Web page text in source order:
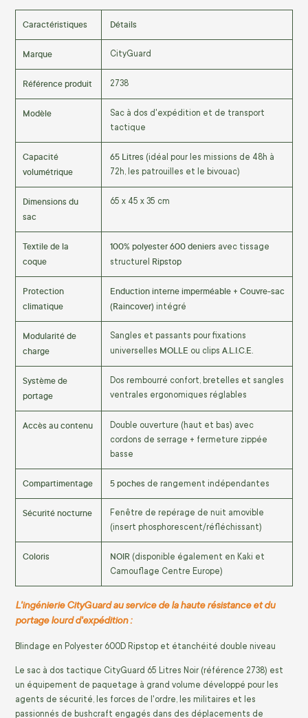
Caractéristiques Détails
Marque CityGuard
Référence produit 2738
Modèle
Sac à dos d'expédition et de transport
tactique
Capacité
volumétrique
65 Litres (idéal pour les missions de 48h à
72h, les patrouilles et le bivouac)
Dimensions du
sac
65 x 45 x 35 cm
Textile de la
coque
100% polyester 600 deniers avec tissage
structurel Ripstop
Protection
climatique
Enduction interne imperméable + Couvre-sac
(Raincover) intégré
Modularité de
charge
Sangles et passants pour fixations
universelles MOLLE ou clips A.L.I.C.E.
Système de
portage
Dos rembourré confort, bretelles et sangles
ventrales ergonomiques réglables
Accès au contenu
Double ouverture (haut et bas) avec
cordons de serrage + fermeture zippée
basse
Compartimentage 5 poches de rangement indépendantes
Sécurité nocturne
Fenêtre de repérage de nuit amovible
(insert phosphorescent/réfléchissant)
Coloris NOIR (disponible également en Kaki et
Camouflage Centre Europe)
L'ingénierie CityGuard au service de la haute résistance et du
portage lourd d'expédition :
Blindage en Polyester 600D Ripstop et étanchéité double niveau
Le sac à dos tactique CityGuard 65 Litres Noir (référence 2738) est
un équipement de paquetage à grand volume développé pour les
agents de sécurité, les forces de l'ordre, les militaires et les
passionnés de bushcraft engagés dans des déplacements de